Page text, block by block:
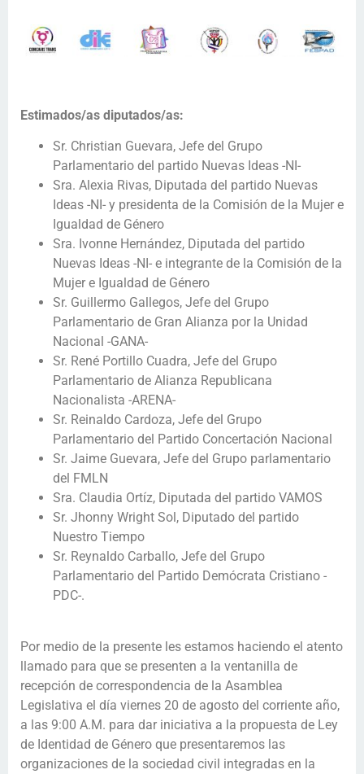
Estimados/as diputados/as:
Sr. Christian Guevara, Jefe del Grupo
Parlamentario del partido Nuevas Ideas -NI-
Sra. Alexia Rivas, Diputada del partido Nuevas
Ideas -NI- y presidenta de la Comisión de la Mujer e
Igualdad de Género
Sra. Ivonne Hernández, Diputada del partido
Nuevas Ideas -NI- e integrante de la Comisión de la
Mujer e Igualdad de Género
Sr. Guillermo Gallegos, Jefe del Grupo
Parlamentario de Gran Alianza por la Unidad
Nacional -GANA-
Sr. René Portillo Cuadra, Jefe del Grupo
Parlamentario de Alianza Republicana
Nacionalista -ARENA-
Sr. Reinaldo Cardoza, Jefe del Grupo
Parlamentario del Partido Concertación Nacional
Sr. Jaime Guevara, Jefe del Grupo parlamentario
del FMLN
Sra. Claudia Ortíz, Diputada del partido VAMOS
Sr. Jhonny Wright Sol, Diputado del partido
Nuestro Tiempo
Sr. Reynaldo Carballo, Jefe del Grupo
Parlamentario del Partido Demócrata Cristiano -
PDC-.
Por medio de la presente les estamos haciendo el atento
llamado para que se presenten a la ventanilla de
recepción de correspondencia de la Asamblea
Legislativa el día viernes 20 de agosto del corriente año,
a las 9:00 A.M. para dar iniciativa a la propuesta de Ley
de Identidad de Género que presentaremos las
organizaciones de la sociedad civil integradas en la